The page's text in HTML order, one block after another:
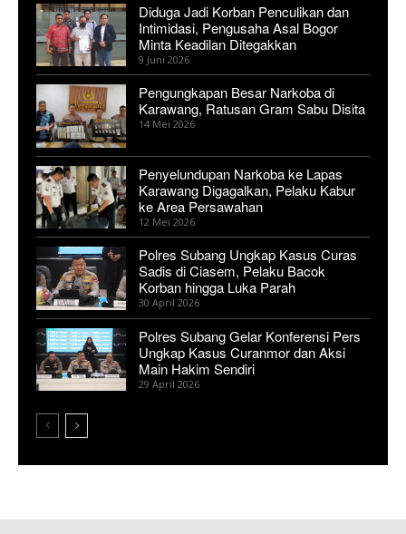
Diduga Jadi Korban Penculikan dan
Intimidasi, Pengusaha Asal Bogor
Minta Keadilan Ditegakkan
9 Juni 2026
Pengungkapan Besar Narkoba di
Karawang, Ratusan Gram Sabu Disita
14 Mei 2026
Penyelundupan Narkoba ke Lapas
Karawang Digagalkan, Pelaku Kabur
ke Area Persawahan
12 Mei 2026
Polres Subang Ungkap Kasus Curas
Sadis di Ciasem, Pelaku Bacok
Korban hingga Luka Parah
30 April 2026
Polres Subang Gelar Konferensi Pers
Ungkap Kasus Curanmor dan Aksi
Main Hakim Sendiri
29 April 2026